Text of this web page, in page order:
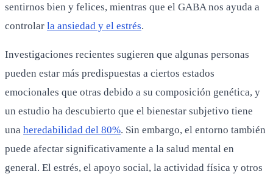
sentirnos bien y felices, mientras que el GABA nos ayuda a
controlar la ansiedad y el estrés.
Investigaciones recientes sugieren que algunas personas
pueden estar más predispuestas a ciertos estados
emocionales que otras debido a su composición genética, y
un estudio ha descubierto que el bienestar subjetivo tiene
una heredabilidad del 80%. Sin embargo, el entorno también
puede afectar significativamente a la salud mental en
general. El estrés, el apoyo social, la actividad física y otros